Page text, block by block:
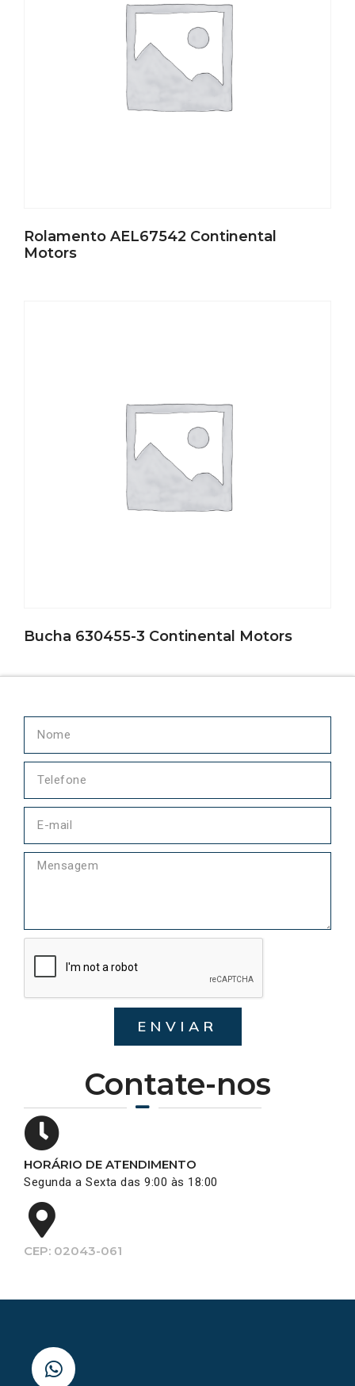
Rolamento AEL67542 Continental
Motors
Bucha 630455-3 Continental Motors
Contate-nos
HORÁRIO DE ATENDIMENTO
Segunda a Sexta das 9:00 às 18:00
CEP: 02043-061
ENVIAR